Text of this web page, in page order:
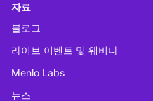
자료
블로그
라이브 이벤트 및 웨비나
Menlo Labs
뉴스